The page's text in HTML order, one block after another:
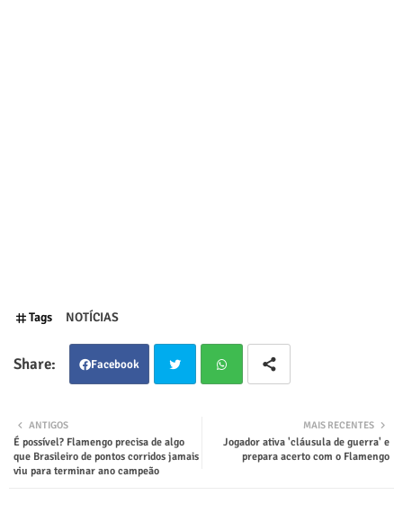
Tags NOTÍCIAS
Facebook
ter tsap
MAIS RECENTES
Jogador ativa 'cláusula de guerra' e
prepara acerto com o Flamengo
ANTIGOS
É possível? Flamengo precisa de algo
que Brasileiro de pontos corridos jamais
viu para terminar ano campeão